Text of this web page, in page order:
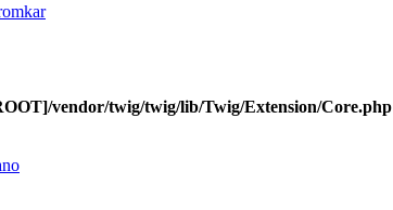
vendor/twig/twig/lib/Twig/Extension/Core.php